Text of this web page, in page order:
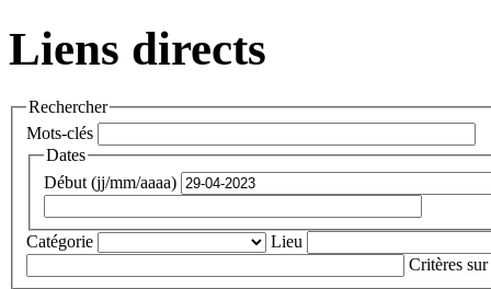
Liens directs
Rechercher
Mots-clés
Dates
Début (jj/mm/aaaa)
Catégorie
Lieu
Critères sur